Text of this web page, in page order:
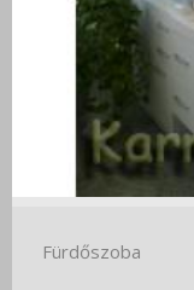
Fürdőszoba